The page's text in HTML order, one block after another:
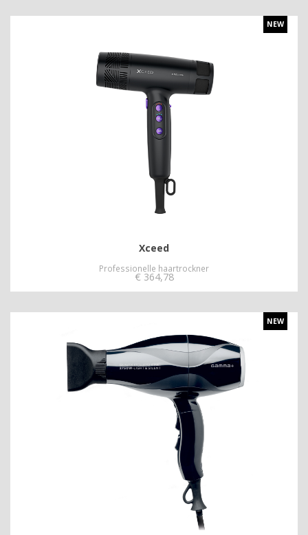
NEW
Xceed
Professionelle haartrockner
€ 364,78
NEW